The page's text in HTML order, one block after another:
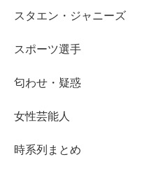
スタエン・ジャニーズ
スポーツ選手
匂わせ・疑惑
女性芸能人
時系列まとめ